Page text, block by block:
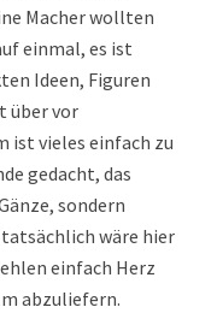
Macher wollten
einmal, es ist
Ideen, Figuren
über vor
ist vieles einfach zu
gedacht, das
sondern
wäre hier
einfach Herz
abzuliefern.